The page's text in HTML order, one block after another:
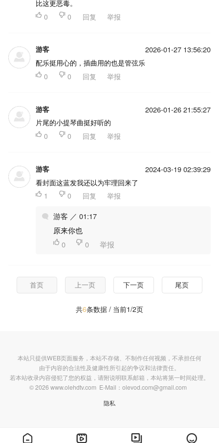
比这更恶毒。
 0  0 回复 举报
游客 2026-01-27 13:56:20
配乐挺用心的，插曲用的也是管弦乐
 0  0 回复 举报
游客 2026-01-26 21:55:27
片尾的小提琴曲挺好听的
 0  0 回复 举报
游客 2024-03-19 02:39:29
看封面这蓝发我还以为牢理回来了
 1  0 回复 举报
游客 ／ 01:17
原来你也
 0  0 举报
首页 上一页 下一页 尾页
共6条数据 / 当前1/2页
本站只提供WEB页面服务，本站不存储、不制作任何视频，不承担任何
由于内容的合法性及健康性所引起的争议和法律责任。
若本站收录内容侵犯了您的权益，请附说明联系邮箱，本站将第一时间处理。
© 2026 www.olehdtv.com E-Mail：olevod.com@gmail.com
隐私
   